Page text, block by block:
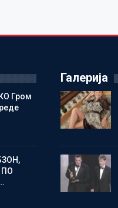
Гром
ПО
Галерија